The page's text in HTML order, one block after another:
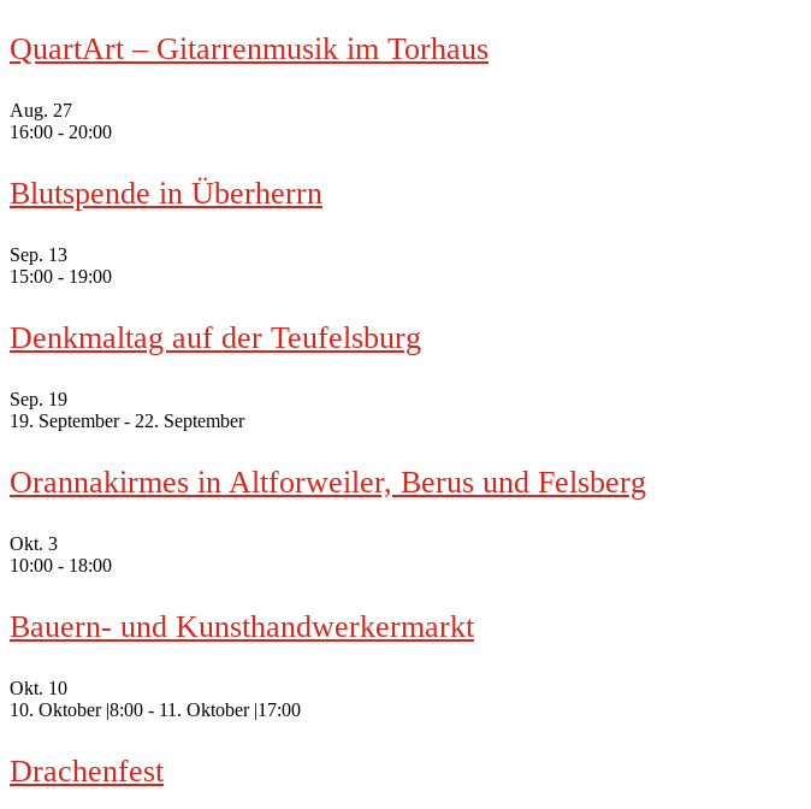
QuartArt – Gitarrenmusik im Torhaus
Aug. 27
16:00 - 20:00
Blutspende in Überherrn
Sep. 13
15:00 - 19:00
Denkmaltag auf der Teufelsburg
Sep. 19
19. September- 22. September
Orannakirmes in Altforweiler, Berus und Felsberg
Okt. 3
10:00 - 18:00
Bauern- und Kunsthandwerkermarkt
Okt. 10
10. Oktober |8:00 - 11. Oktober |17:00
Drachenfest